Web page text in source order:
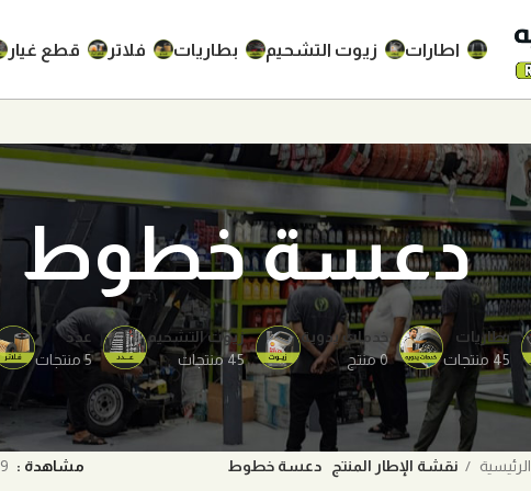
اطارات زيوت التشحيم بطاريات فلاتر قطع غيار
دعسة خطوط
بطاريات
45 منتجات
خدمات يدوية
0 منتج
زيوت التشحيم
45 منتجات
عدد
5 منتجات
الرئيسية نقشة الإطار المنتج دعسة خطوط مشاهدة 9